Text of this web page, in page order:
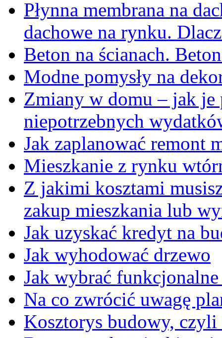
Płynna membrana na
dachowe na rynku.
Beton na ścianach.
Modne pomysły na
Zmiany w domu – jak je
niepotrzebnych
Jak zaplanować remont
Mieszkanie z rynku
Z jakimi kosztami
zakup mieszkania lub
Jak uzyskać kredyt na
Jak wyhodować drzewo
Jak wybrać
Na co zwrócić uwagę
Kosztorys budowy, czyli